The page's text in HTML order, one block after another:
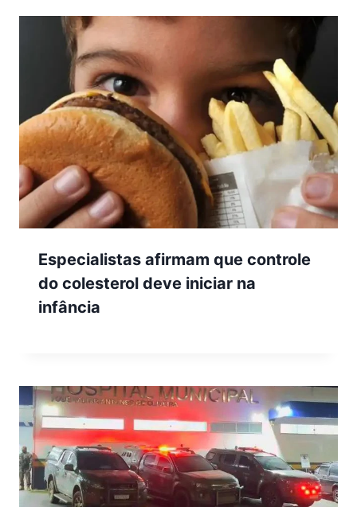
Especialistas afirmam que controle
do colesterol deve iniciar na
infância